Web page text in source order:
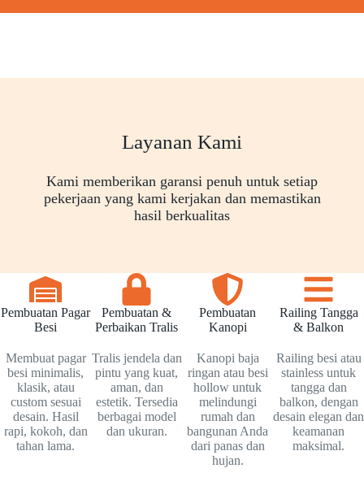
Layanan Kami
Kami memberikan garansi penuh untuk setiap
pekerjaan yang kami kerjakan dan memastikan
hasil berkualitas
Pembuatan Pagar
Besi
Membuat pagar
besi minimalis,
klasik, atau
custom sesuai
desain. Hasil
rapi, kokoh, dan
tahan lama.
Pembuatan &
Perbaikan Tralis
Tralis jendela dan
pintu yang kuat,
aman, dan
estetik. Tersedia
berbagai model
dan ukuran.
Pembuatan
Kanopi
Kanopi baja
ringan atau besi
hollow untuk
melindungi
rumah dan
bangunan Anda
dari panas dan
hujan.
Railing Tangga
& Balkon
Railing besi atau
stainless untuk
tangga dan
balkon, dengan
desain elegan dan
keamanan
maksimal.